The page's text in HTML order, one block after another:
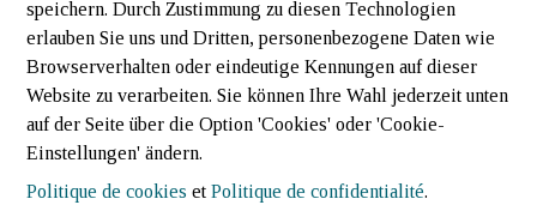
speichern. Durch Zustimmung zu diesen Technologien
erlauben Sie uns und Dritten, personenbezogene Daten wie
Browserverhalten oder eindeutige Kennungen auf dieser
Website zu verarbeiten. Sie können Ihre Wahl jederzeit unten
auf der Seite über die Option 'Cookies' oder 'Cookie-
Einstellungen' ändern.
Politique de cookies etPolitique de confidentialité.